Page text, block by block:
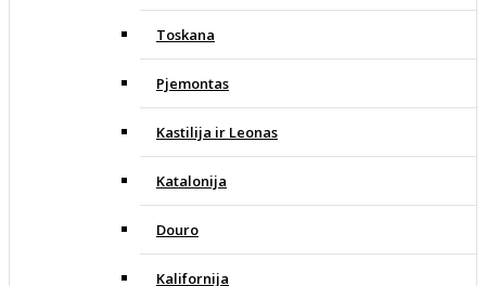
Toskana
Pjemontas
Kastilija ir Leonas
Katalonija
Douro
Kalifornija